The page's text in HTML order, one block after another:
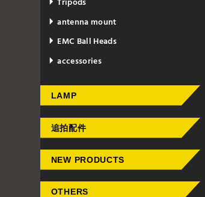
antenna mount
EMC Ball Heads
accessories
LAMP
追拍配件
NEW PRODUCTS
OTHERS